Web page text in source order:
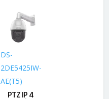
DS-
2DE5425IW-
AE(T5)
PTZ IP 4